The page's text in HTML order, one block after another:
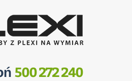
500 272 240